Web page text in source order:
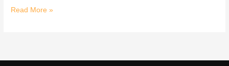
Read More »